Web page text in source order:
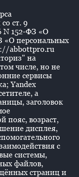
ст. 9
N 152-ФЗ «О
«О персональных
abbottpro.ru
на
числе, но не
сервисы
Yandex
а
заголовок
пояс, возраст,
дисплея,
с
системы,
файлов,
страниц и